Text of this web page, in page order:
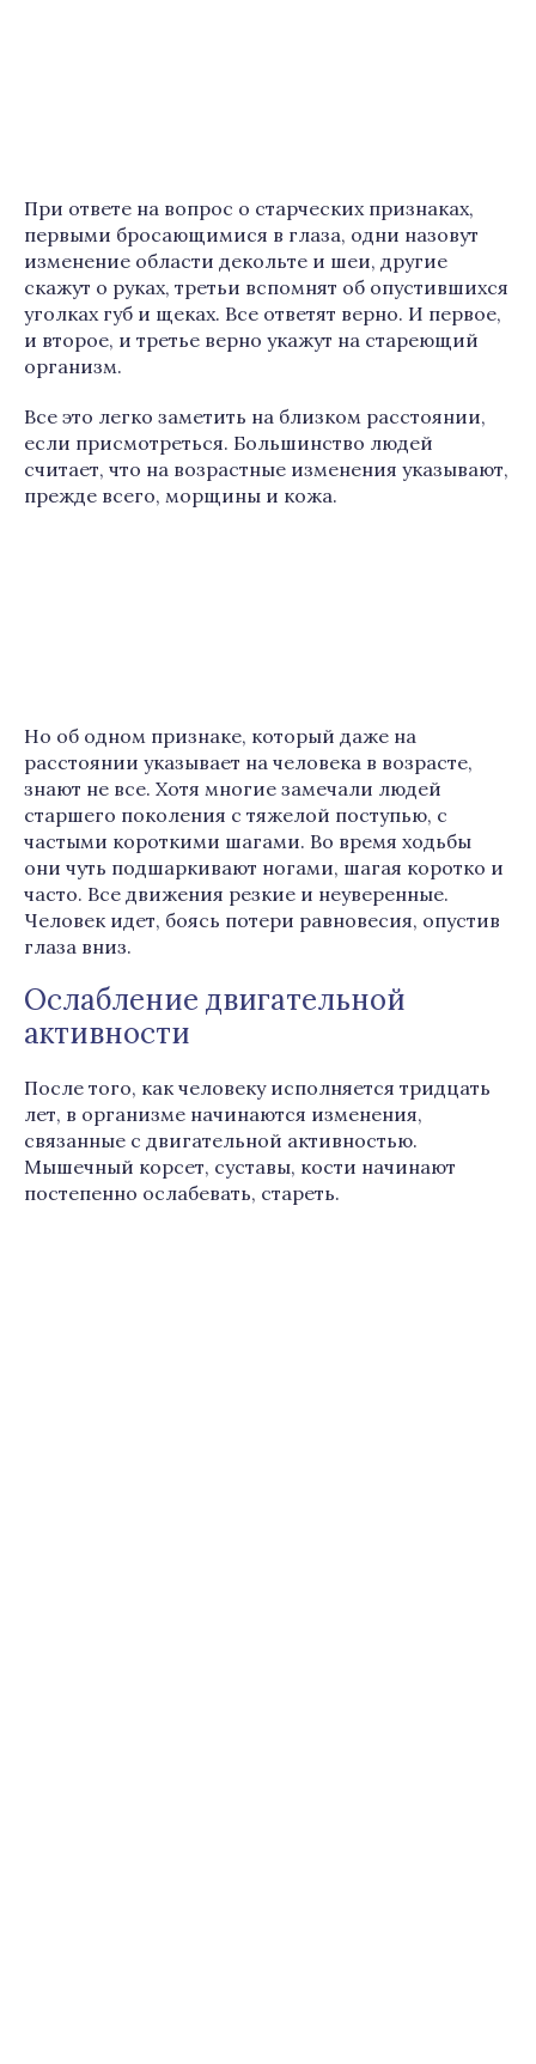
При ответе на вопрос о старческих признаках,
первыми бросающимися в глаза, одни назовут
изменение области декольте и шеи, другие
скажут о руках, третьи вспомнят об опустившихся
уголках губ и щеках. Все ответят верно. И первое,
и второе, и третье верно укажут на стареющий
организм.
Все это легко заметить на близком расстоянии,
если присмотреться. Большинство людей
считает, что на возрастные изменения указывают,
прежде всего, морщины и кожа.
Но об одном признаке, который даже на
расстоянии указывает на человека в возрасте,
знают не все. Хотя многие замечали людей
старшего поколения с тяжелой поступью, с
частыми короткими шагами. Во время ходьбы
они чуть подшаркивают ногами, шагая коротко и
часто. Все движения резкие и неуверенные.
Человек идет, боясь потери равновесия, опустив
глаза вниз.
Ослабление двигательной
активности
После того, как человеку исполняется тридцать
лет, в организме начинаются изменения,
связанные с двигательной активностью.
Мышечный корсет, суставы, кости начинают
постепенно ослабевать, стареть.